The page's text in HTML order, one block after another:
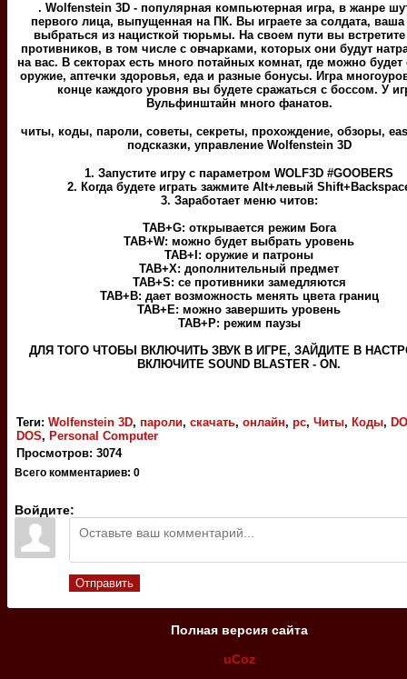
. Wolfenstein 3D - популярная компьютерная игра, в жанре
первого лица, выпущенная на ПК. Вы играете за солдата, ваша
выбраться из нацисткой тюрьмы. На своем пути вы
противников, в том числе с овчарками, которых они будут
на вас. В секторах есть много потайных комнат, где можно будет
оружие, аптечки здоровья, еда и разные бонусы. Игра
конце каждого уровня вы будете сражаться с боссом. У
Вульфинштайн много фанатов.
читы, коды, пароли, советы, секреты, прохождение, обзоры,
подсказки, управление Wolfenstein 3D
1. Запустите игру с параметром WOLF3D #GOOBERS
2. Когда будете играть зажмите Alt+левый
3. Заработает меню читов:
TAB+G: открывается режим Бога
TAB+W: можно будет выбрать уровень
TAB+I: оружие и патроны
TAB+X: дополнительный предмет
TAB+S: се противники замедляются
TAB+B: дает возможность менять цвета границ
TAB+E: можно завершить уровень
TAB+P: режим паузы
ДЛЯ ТОГО ЧТОБЫ ВКЛЮЧИТЬ ЗВУК В ИГРЕ, ЗАЙДИТЕ В
ВКЛЮЧИТЕ SOUND BLASTER - ON.
Теги: Wolfenstein 3D, пароли, скачать, онлайн, pc, Читы, Коды,
DOS, Personal Computer
Просмотров: 3074
Всего комментариев: 0
Войдите:
Отправить
Полная версия сайта
uCoz